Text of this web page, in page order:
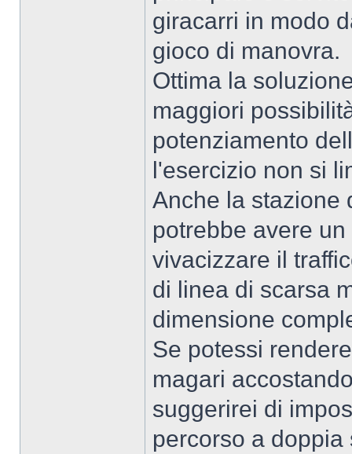
giracarri in modo
gioco di manovra.
Ottima la
maggiori
potenziamento
l'esercizio non si
Anche la stazione
potrebbe avere
vivacizzare il
di linea di scarsa
dimensione
Se potessi
magari
suggerirei di
percorso a